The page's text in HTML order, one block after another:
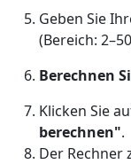
Geben Sie
(Bereich:
Berechnen
Klicken Sie
berechnen".
Der Rechner